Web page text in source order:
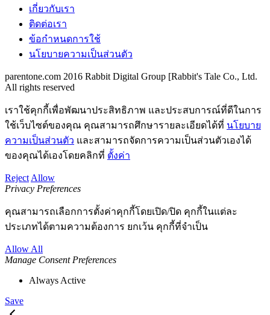
เกี่ยวกับเรา
ติดต่อเรา
ข้อกำหนดการใช้
นโยบายความเป็นส่วนตัว
parentone.com 2016 Rabbit Digital Group [Rabbit's Tale Co., Ltd.
All rights reserved
เราใช้คุกกี้เพื่อพัฒนาประสิทธิภาพ และประสบการณ์ที่ดีในการ
ใช้เว็บไซต์ของคุณ คุณสามารถศึกษารายละเอียดได้ที่ นโยบาย
ความเป็นส่วนตัว และสามารถจัดการความเป็นส่วนตัวเองได้
ของคุณได้เองโดยคลิกที่ ตั้งค่า
Reject Allow
Privacy Preferences
คุณสามารถเลือกการตั้งค่าคุกกี้โดยเปิด/ปิด คุกกี้ในแต่ละ
ประเภทได้ตามความต้องการ ยกเว้น คุกกี้ที่จำเป็น
Allow All
Manage Consent Preferences
Always Active
Save